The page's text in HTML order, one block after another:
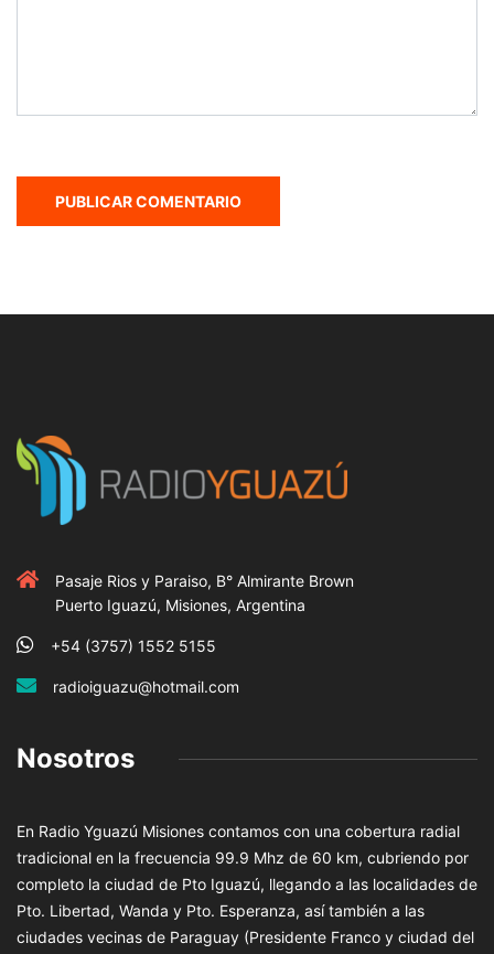
Pasaje Rios y Paraiso, B° Almirante Brown
Puerto Iguazú, Misiones, Argentina
+54 (3757) 1552 5155
radioiguazu@hotmail.com
Nosotros
En Radio Yguazú Misiones contamos con una cobertura radial
tradicional en la frecuencia 99.9 Mhz de 60 km, cubriendo por
completo la ciudad de Pto Iguazú, llegando a las localidades de
Pto. Libertad, Wanda y Pto. Esperanza, así también a las
ciudades vecinas de Paraguay (Presidente Franco y ciudad del